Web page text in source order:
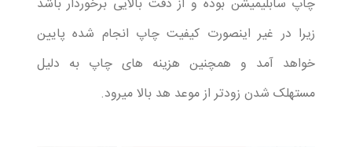
چاپ سابلیمیشن بوده و از دقت بالایی برخوردار باشد
زیرا در غیر اینصورت کیفیت چاپ انجام شده پایین
خواهد آمد و همچنین هزینه های چاپ به دلیل
مستهلک شدن زودتر از موعد هد بالا میرود.